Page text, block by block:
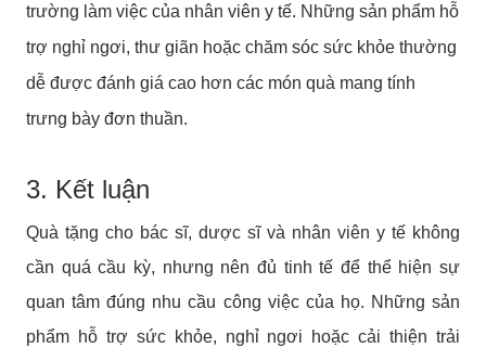
trường làm việc của nhân viên y tế. Những sản phẩm hỗ
trợ nghỉ ngơi, thư giãn hoặc chăm sóc sức khỏe thường
dễ được đánh giá cao hơn các món quà mang tính
trưng bày đơn thuần.
3. Kết luận
Quà tặng cho bác sĩ, dược sĩ và nhân viên y tế không
cần quá cầu kỳ, nhưng nên đủ tinh tế để thể hiện sự
quan tâm đúng nhu cầu công việc của họ. Những sản
phẩm hỗ trợ sức khỏe, nghỉ ngơi hoặc cải thiện trải